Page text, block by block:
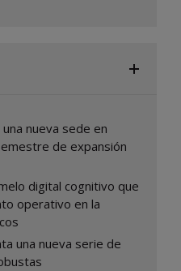
nueva sede en
de expansión
digital cognitivo que
operativo en la
una nueva serie de